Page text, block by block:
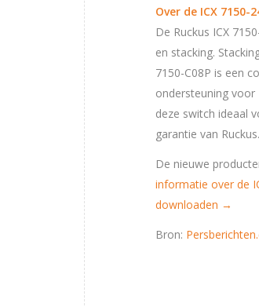
Over de ICX 7150-
De Ruckus ICX
en stacking.
7150-C08P is een
ondersteuning
deze switch ideaal
garantie van
De nieuwe
informatie over de
downloaden →
Bron: